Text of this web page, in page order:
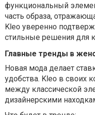
функциональный
часть образа,
Kleo уверенно
стильные решения для
Главные тренды в
Новая мода делает
удобства. Kleo в своих
между классической
дизайнерскими